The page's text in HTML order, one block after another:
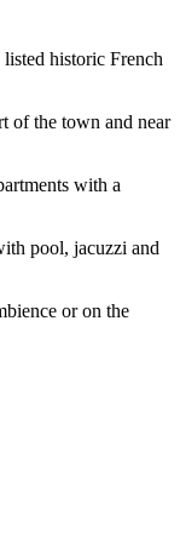
historic French
of the town and near
with a
pool, jacuzzi and
or on the